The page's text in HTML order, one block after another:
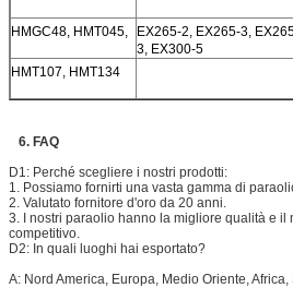
HMGC48, HMT045,
EX265-2, EX265-3,
3, EX300-5
HMT107, HMT134
6. FAQ
D1: Perché scegliere i nostri prodotti:
1. Possiamo fornirti una vasta gamma di
2. Valutato fornitore d'oro da 20 anni.
3. I nostri paraolio hanno la migliore qualità e il
competitivo.
D2: In quali luoghi hai esportato?
A: Nord America, Europa, Medio Oriente,